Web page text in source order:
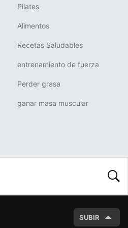
Pilates
Alimentos
Recetas Saludables
entrenamiento de fuerza
Perder grasa
ganar masa muscular
SUBIR